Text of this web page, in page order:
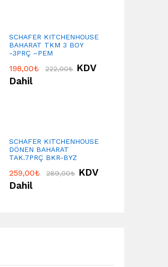
SCHAFER KITCHENHOUSE
BAHARAT TKM 3 BOY
-3PRÇ –PEM
198,00₺ 222,00₺ KDV
Dahil
SCHAFER KITCHENHOUSE
DÖNEN BAHARAT
TAK.7PRÇ BKR-BYZ
259,00₺ 289,00₺ KDV
Dahil